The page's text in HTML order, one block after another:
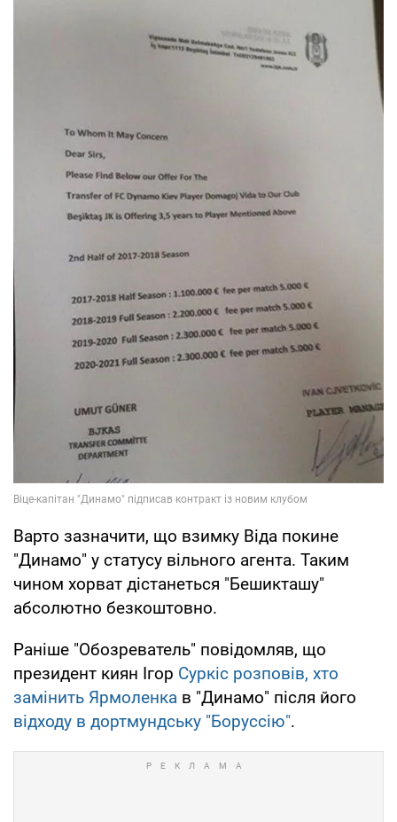
Варто зазначити, що взимку Віда покине
"Динамо" у статусу вільного агента. Таким
чином хорват дістанеться "Бешикташу"
абсолютно безкоштовно.
Раніше "Обозреватель" повідомляв, що
президент киян Ігор Суркіс розповів, хто
замінить Ярмоленка в "Динамо" після його
відходу в дортмундську "Боруссію".